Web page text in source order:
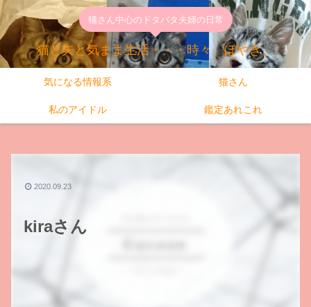
猫さん中心のドタバタ夫婦の日常
猫と夫と気まま生活・・・時々、ぼやき。
気になる情報系 猫さん
私のアイドル 鑑定あれこれ
kiraさん
2020.09.23